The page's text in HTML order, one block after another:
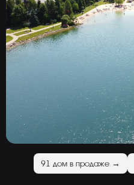
91 дом в продаже →